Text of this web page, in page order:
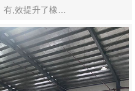
有,效提升了橡…